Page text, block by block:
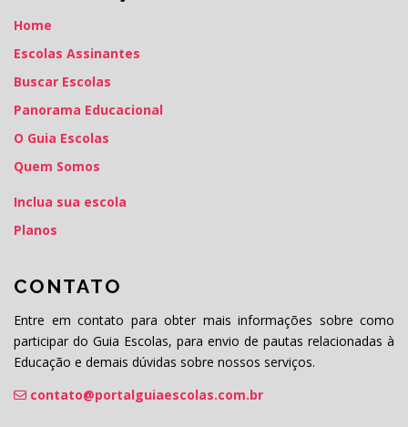
Home
Escolas Assinantes
Buscar Escolas
Panorama Educacional
O Guia Escolas
Quem Somos
Inclua sua escola
Planos
CONTATO
Entre em contato para obter mais informações sobre como
participar do Guia Escolas, para envio de pautas relacionadas à
Educação e demais dúvidas sobre nossos serviços.
contato@portalguiaescolas.com.br